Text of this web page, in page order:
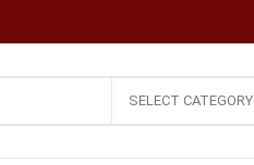
SELECT CATEGORY